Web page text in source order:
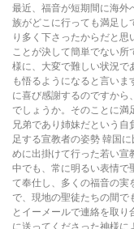
最近、福音が短期間に海外
族がどこに行っても満足し
り多く下さったからだと
ことが決して簡単でない
様に、大変で難しい状況で
も悟るようになると言いま
に喜び感謝するのですか
でしょうか。そのことに満
兄弟であり姉妹だという
足する宣教者の姿勢 韓国
めに出掛けて行った若い宣
中でも、常に明るい表情で
て奉仕し、多くの福音の実
で、現地の聖徒たちの間で
とイーメールで連絡を取
に送ってくださった神様に